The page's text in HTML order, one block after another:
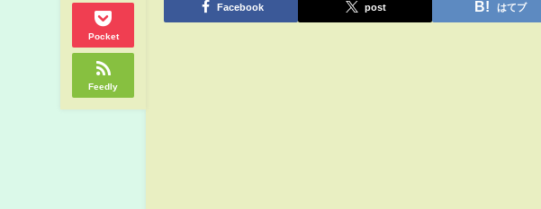
Pocket
Feedly
Facebook post はてブ